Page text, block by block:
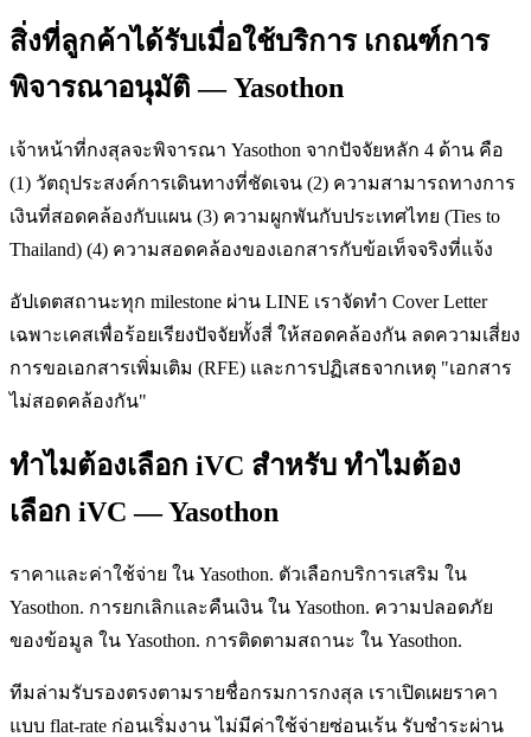
สิ่งที่ลูกค้าได้รับเมื่อใช้บริการ เกณฑ์การ
พิจารณาอนุมัติ — Yasothon
เจ้าหน้าที่กงสุลจะพิจารณา Yasothon จากปัจจัยหลัก 4 ด้าน คือ
(1) วัตถุประสงค์การเดินทางที่ชัดเจน (2) ความสามารถทางการ
เงินที่สอดคล้องกับแผน (3) ความผูกพันกับประเทศไทย (Ties to
Thailand) (4) ความสอดคล้องของเอกสารกับข้อเท็จจริงที่แจ้ง
อัปเดตสถานะทุก milestone ผ่าน LINE เราจัดทำ Cover Letter
เฉพาะเคสเพื่อร้อยเรียงปัจจัยทั้งสี่ ให้สอดคล้องกัน ลดความเสี่ยง
การขอเอกสารเพิ่มเติม (RFE) และการปฏิเสธจากเหตุ "เอกสาร
ไม่สอดคล้องกัน"
ทำไมต้องเลือก iVC สำหรับ ทำไมต้อง
เลือก iVC — Yasothon
ราคาและค่าใช้จ่าย ใน Yasothon. ตัวเลือกบริการเสริม ใน
Yasothon. การยกเลิกและคืนเงิน ใน Yasothon. ความปลอดภัย
ของข้อมูล ใน Yasothon. การติดตามสถานะ ใน Yasothon.
ทีมล่ามรับรองตรงตามรายชื่อกรมการกงสุล เราเปิดเผยราคา
แบบ flat-rate ก่อนเริ่มงาน ไม่มีค่าใช้จ่ายซ่อนเร้น รับชำระผ่าน